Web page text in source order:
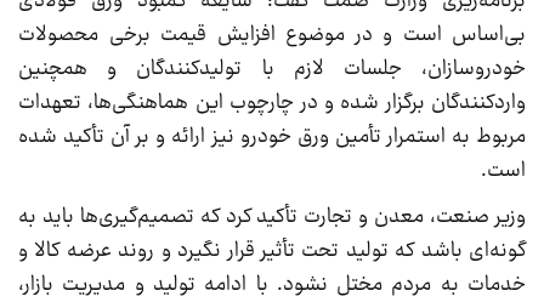
بی‌اساس است و در موضوع افزایش قیمت برخی محصولات
خودروسازان، جلسات لازم با تولیدکنندگان و همچنین
واردکنندگان برگزار شده و در چارچوب این هماهنگی‌ها، تعهدات
مربوط به استمرار تأمین ورق خودرو نیز ارائه و بر آن تأکید شده
است.
وزیر صنعت، معدن و تجارت تأکید کرد که تصمیم‌گیری‌ها باید به
گونه‌ای باشد که تولید تحت تأثیر قرار نگیرد و روند عرضه کالا و
خدمات به مردم مختل نشود. با ادامه تولید و مدیریت بازار،